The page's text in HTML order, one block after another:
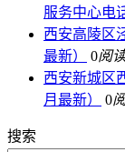
服务中心电
西安高陵区
最新）
0阅
西安新城区
月最新）
0
搜索